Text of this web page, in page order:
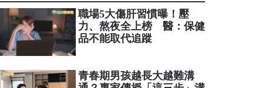
職場5大傷肝習慣曝！壓
力、熬夜全上榜 醫：保健
品不能取代追蹤
青春期男孩越長大越難溝